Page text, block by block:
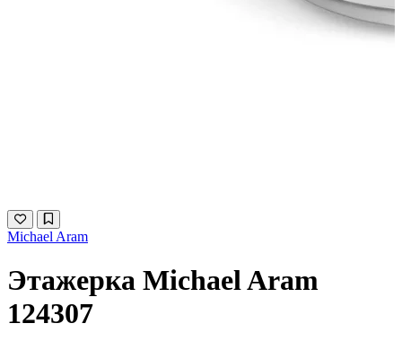
Michael Aram
Этажерка Michael Aram
124307